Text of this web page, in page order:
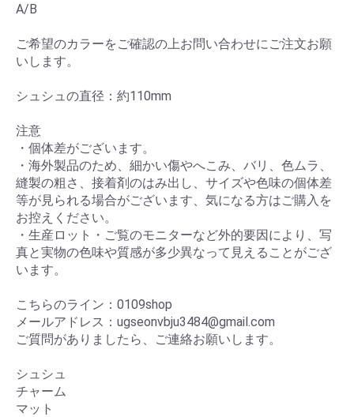
A/B
ご希望のカラーをご確認の上お問い合わせにご注文お願
いします。
シュシュの直径：約110mm
注意
・個体差がございます。
・海外製品のため、細かい傷やへこみ、バリ、色ムラ、
縫製の粗さ、接着剤のはみ出し、サイズや色味の個体差
等が見られる場合がございます、気になる方はご購入を
お控えください。
・生産ロット・ご覧のモニターなど外的要因により、写
真と実物の色味や質感が多少異なって見えることがござ
います。
こちらのライン：0109shop
メールアドレス：ugseonvbju3484@gmail.com
ご質問がありましたら、ご連絡お願いします。
シュシュ
チャーム
マット